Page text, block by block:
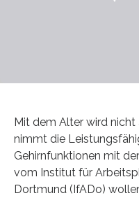
Mit dem Alter wird nicht
nimmt die
Gehirnfunktionen mit
vom Institut für
Dortmund (IfADo)